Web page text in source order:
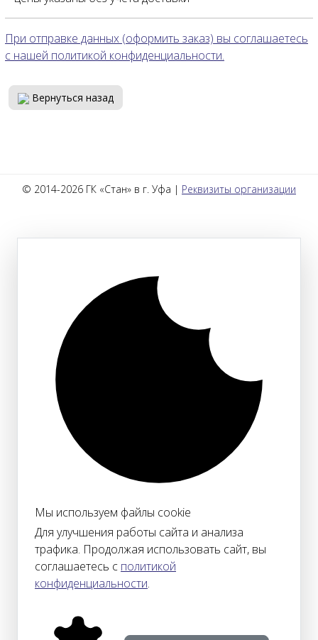
При отправке данных (оформить заказ) вы соглашаетесь
с нашей политикой конфиденциальности.
Вернуться назад
© 2014-2026 ГК «Стан» в г. Уфа | Реквизиты организации
Мы используем файлы cookie
Для улучшения работы сайта и анализа
трафика. Продолжая использовать сайт, вы
соглашаетесь с политикой
конфиденциальности.